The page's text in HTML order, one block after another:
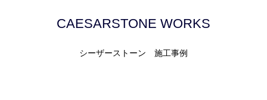
CAESARSTONE WORKS
シーザーストーン 施工事例